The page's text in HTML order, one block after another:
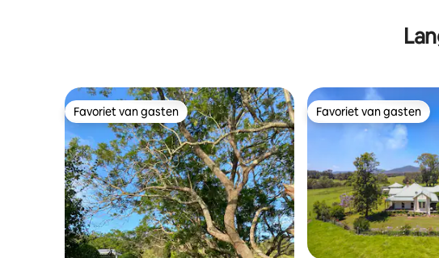
Favoriet van gasten
Favoriet van gasten Favoriet van gasten
Favoriet van gasten